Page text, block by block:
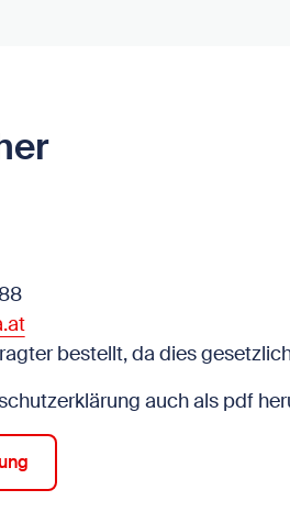
bestellt, da dies
auch als pdf